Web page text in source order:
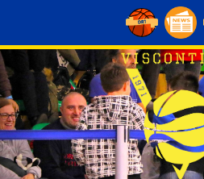
content